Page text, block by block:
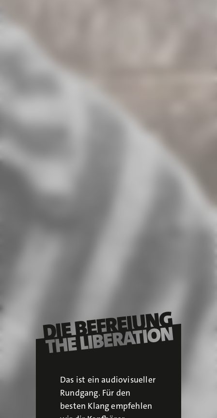
Das ist ein audiovisueller
Rundgang. Für den
besten Klang empfehlen